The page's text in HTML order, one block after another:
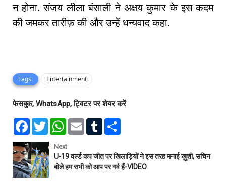
न होना. संजय लीला बंसाली ने अक्षय कुमार के इस कदम
की जमकर तारीफ़ की और उन्हें धन्यवाद कहा.
Tags: Entertainment
फेसबुक, WhatsApp, ट्विटर पर शेयर करें
F
e
b
o
o
k
T
w
t
t
e
r
W
t
s
A
p
E
l
T
l
r
e
Next
U-19 वर्ल्ड कप जीत पर खिलाड़ियों ने इस तरह मनाई ख़ुशी, सचिन
बोले हम सभी को आप पर गर्व हैं-VIDEO